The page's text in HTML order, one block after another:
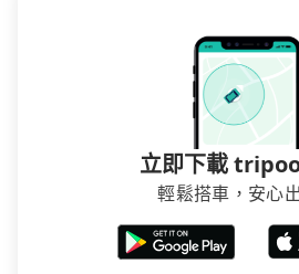
立即下載
輕鬆搭車，安心